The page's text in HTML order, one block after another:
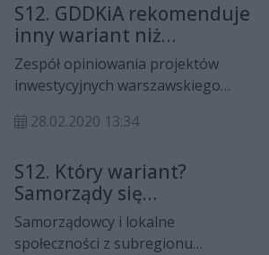
S12. GDDKiA rekomenduje
inny wariant niż
samorządy
Zespół opiniowania projektów
inwestycyjnych warszawskiego
Krajowych i Autostrad
wariant B przebiegu trasy S12.
28.02.2020 13:34
S12. Który wariant?
Samorządy się
niecierpliwią
Samorządowcy i lokalne
społeczności z subregionu